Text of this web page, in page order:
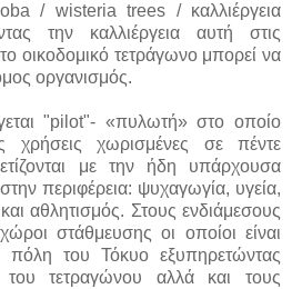
/ wisteria trees / καλλιέργεια
την καλλιέργεια αυτή στις
οικοδομικό τετράγωνο μπορεί να
οργανισμός.
"pilot"- «πυλωτή» στο οποίο
χρήσεις χωρισμένες σε πέντε
με την ήδη υπάρχουσα
περιφέρεια: ψυχαγωγία, υγεία,
αθλητισμός. Στους ενδιάμεσους
στάθμευσης οι οποίοι είναι
πόλη του Τόκυο εξυπηρετώντας
του τετραγώνου αλλά και τους